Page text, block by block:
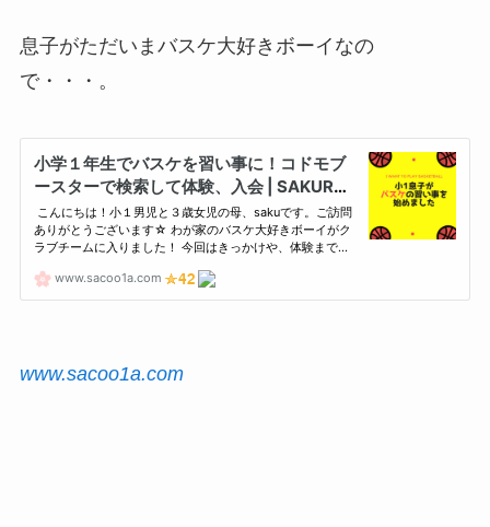
息子がただいまバスケ大好きボーイなの
で・・・。
www.sacoo1a.com